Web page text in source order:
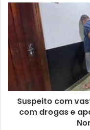
Suspeito com
com drogas e